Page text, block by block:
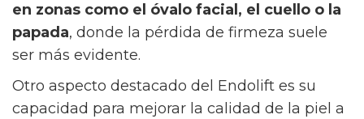
en zonas como el óvalo facial, el cuello o la
papada, donde la pérdida de firmeza suele
ser más evidente.
Otro aspecto destacado del Endolift es su
capacidad para mejorar la calidad de la piel a